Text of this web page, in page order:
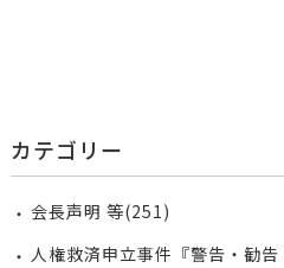
カテゴリー
会長声明 等(251)
人権救済申立事件『警告・勧